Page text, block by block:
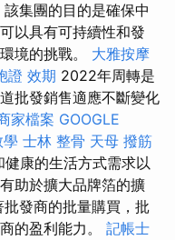
集團的目的是確保中
以具有可持續性和發
境的挑戰。 大雅按摩
證 效期 2022年周轉是
批發銷售適應不斷變化
家檔案 GOOGLE
學 士林 整骨 天母 撥筋
康的生活方式需求以
助於擴大品牌箔的擴
發商的批量購買，批
的盈利能力。 記帳士